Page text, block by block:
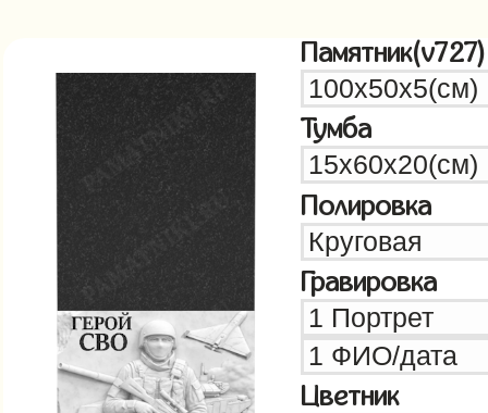
Памятник(v727)
Тумба
Полировка
Гравировка
Цветник